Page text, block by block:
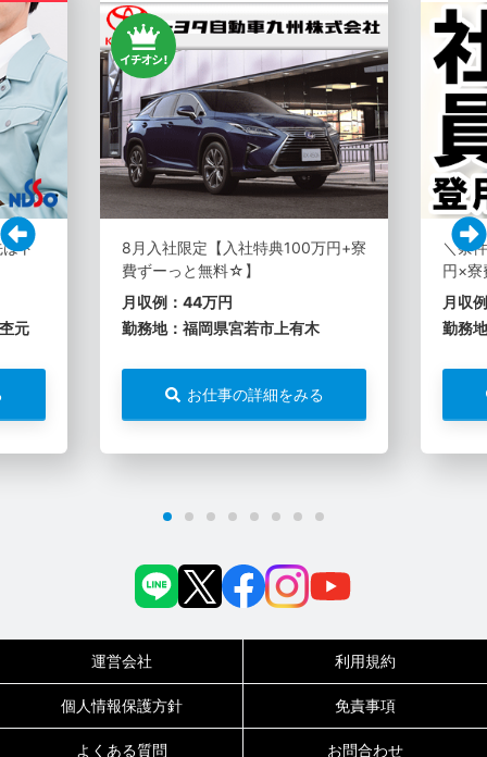
ト
元
8月入社限定【入社特典100万円+寮
費ずーっと無料☆】
月収例：44万円
勤務地：福岡県宮若市上有木
お仕事の詳細をみる
＼条
円×
月収
勤務
運営会社 利用規約
個人情報保護方針 免責事項
よくある質問 お問合わせ